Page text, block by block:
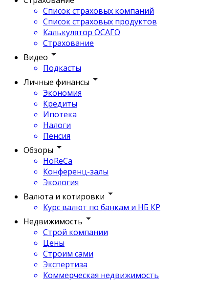
Список страховых компаний
Список страховых продуктов
Калькулятор ОСАГО
Страхование
Видео
Подкасты
Личные финансы
Экономия
Кредиты
Ипотека
Налоги
Пенсия
Обзоры
HoReCa
Конференц-залы
Экология
Валюта и котировки
Курс валют по банкам и НБ КР
Недвижимость
Строй компании
Цены
Строим сами
Экспертиза
Коммерческая недвижимость